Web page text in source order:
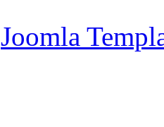
Joomla